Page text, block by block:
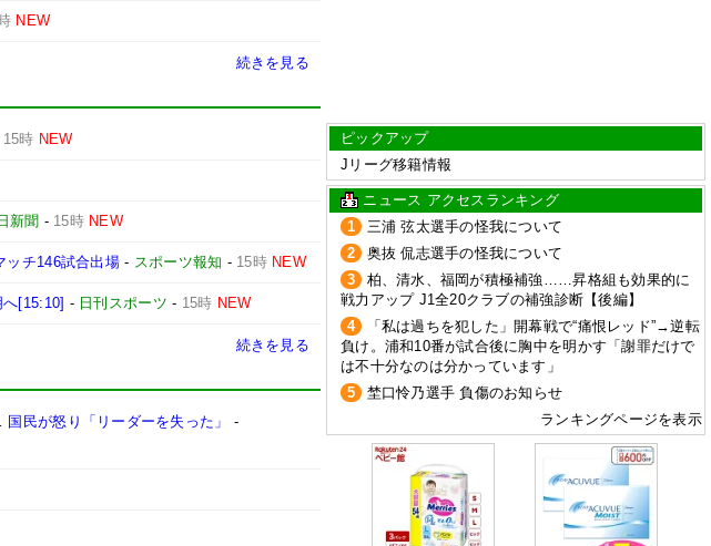
NEW
続きを見る
15時 NEW
新聞 - 15時 NEW
ッチ146試合出場- スポーツ報知 - 15時 NEW
[15:10] - 日刊スポーツ - 15時 NEW
続きを見る
民が怒り「リーダーを失った」
-
ピックアップ
Jリーグ移籍情報
ニュース アクセスランキング
1
三浦 弦太選手の怪我について
2
奥抜 侃志選手の怪我について
3
柏、清水、福岡が積極補強……昇格組も効果的に
戦力アップ J1全20クラブの補強診断【後編】
4
「私は過ちを犯した」開幕戦で“痛恨レッド”→逆転
負け。浦和10番が試合後に胸中を明かす「謝罪だけで
は不十分なのは分かっています」
5
埜口怜乃選手 負傷のお知らせ
ランキングページを表示